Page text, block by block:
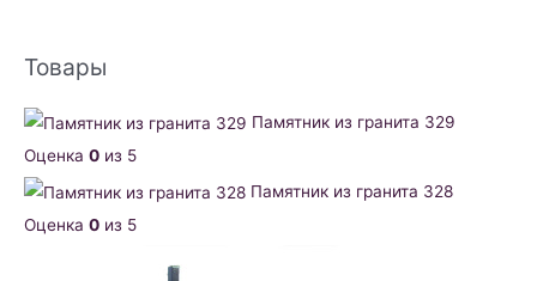
Товары
Памятник из гранита 329
Оценка 0 из 5
Памятник из гранита 328
Оценка 0 из 5